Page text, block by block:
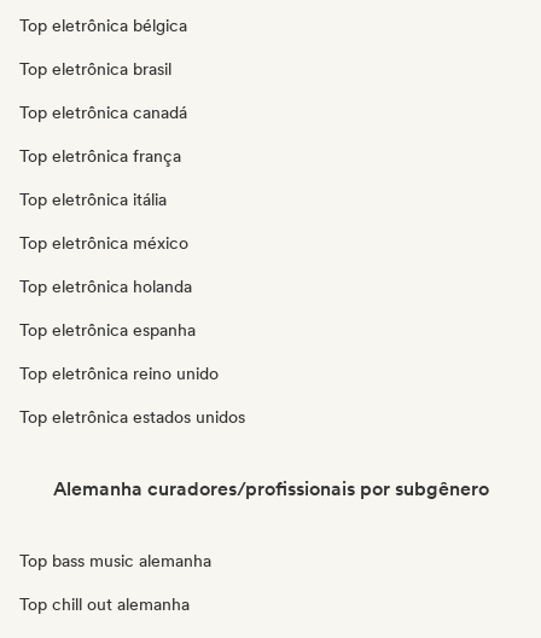
Top eletrônica bélgica
Top eletrônica brasil
Top eletrônica canadá
Top eletrônica frança
Top eletrônica itália
Top eletrônica méxico
Top eletrônica holanda
Top eletrônica espanha
Top eletrônica reino unido
Top eletrônica estados unidos
Alemanha curadores/profissionais por subgênero
Top bass music alemanha
Top chill out alemanha